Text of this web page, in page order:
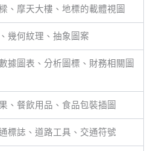
、摩天大樓、地標的載體視圖
幾何紋理、抽象圖案
據圖表、分析圖標、財務相關圖
、餐飲用品、食品包裝插圖
標誌、道路工具、交通符號